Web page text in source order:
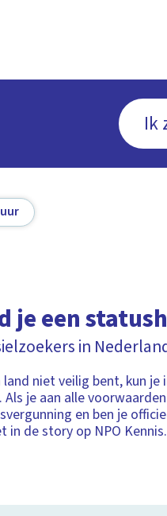
je een
in
land niet veilig bent, kun je
Als je aan alle
en ben je
in de story op NPO Kennis.